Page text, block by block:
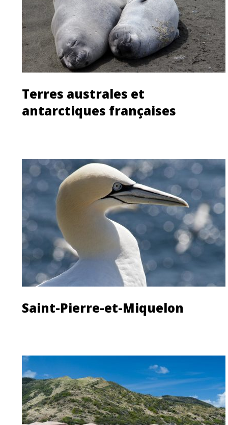
Terres australes et
antarctiques françaises
Saint-Pierre-et-Miquelon